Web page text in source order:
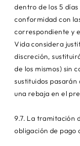
dentro de los 5
conformidad con
correspondiente y
Vida considera
discreción,
de los mismos) sin
sustituidos
una rebaja en el
9.7. La tramitación
obligación de pago